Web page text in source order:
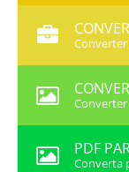
PDF
Converta